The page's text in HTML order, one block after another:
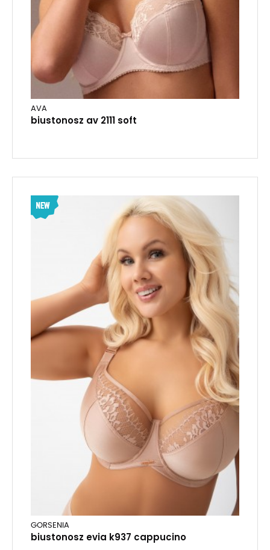
AVA
biustonosz av 2111 soft
GORSENIA
biustonosz evia k937 cappucino